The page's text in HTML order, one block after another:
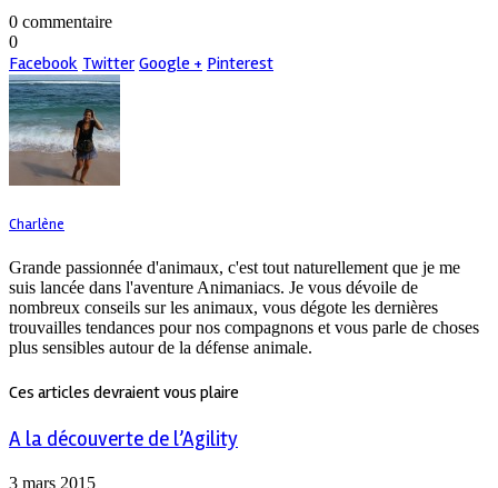
0 commentaire
0
Facebook Twitter Google + Pinterest
Charlène
Grande passionnée d'animaux, c'est tout naturellement que je me
suis lancée dans l'aventure Animaniacs. Je vous dévoile de
nombreux conseils sur les animaux, vous dégote les dernières
trouvailles tendances pour nos compagnons et vous parle de choses
plus sensibles autour de la défense animale.
Ces articles devraient vous plaire
A la découverte de l’Agility
3 mars 2015